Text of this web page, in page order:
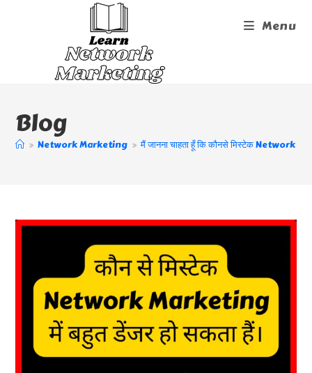
Menu
Blog
> Network Marketing > मैं जानना चाहता हूँ कि कौनसे मिस्टेक Network